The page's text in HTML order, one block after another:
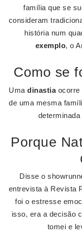
família que se
consideram
história num
exemplo, o
Como se
Umadinastiaocorre
de uma mesma
Porque
Disse o
entrevista à Revista
foi o estresse
isso, era a decisão
tomei e